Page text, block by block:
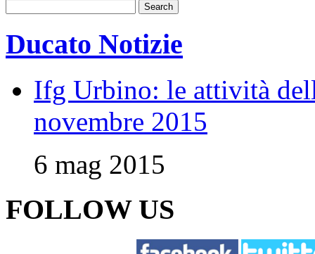
Ducato Notizie
Ifg Urbino: le attività
novembre 2015
6 mag 2015
FOLLOW US